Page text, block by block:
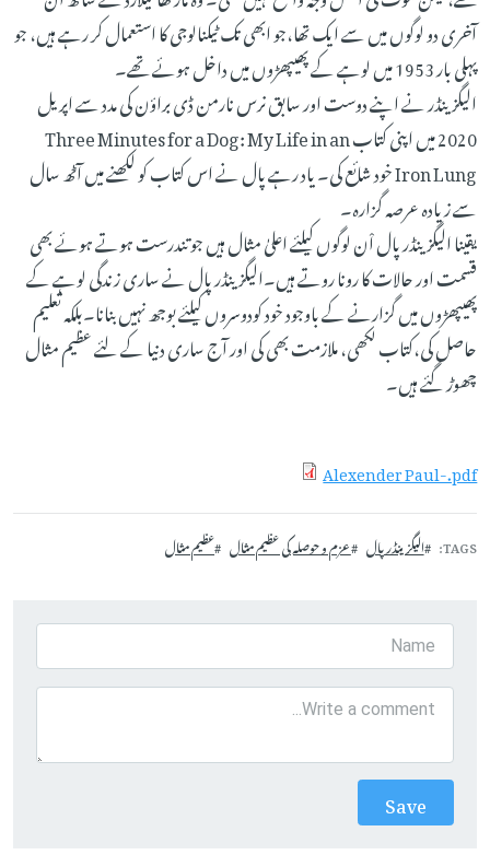
آخری دو لوگوں میں سے ایک تھا،جو ابھی تک ٹیکنالوجی کا استعمال کر رہے ہیں، جو
پہلی بار 1953 میں لوہے کے پھیپھڑوں میں داخل ہوئے تھے۔
الیگزینڈر نے اپنے دوست اور سابق نرس نارمن ڈی براؤن کی مدد سے اپریل
2020 میں اپنی کتاب Three Minutes for a Dog: My Life in an
Iron Lung خود شائع کی۔ یاد رہے پال نے اس کتاب کو لکھنے میں آٹھ سال
سے زیادہ عرصہ گزارہ۔
یقینا الیگزینڈر پال اْن لوگوں کیلئے اعلیٰ مثال ہیں جو تندرست ہوتے ہوئے بھی
قسمت اور حالات کا رونا روتے ہیں۔الیگزینڈر پال نے ساری زندگی لوہے کے
پھیپھڑوں میں گزارنے کے باوجود خود کودوسروں کیلئے بوجھ نہیں بنانا۔بلکہ تعلیم
حاصل کی،کتاب لکھی، ملازمت بھی کی اور آج ساری دنیا کے لئے عظیم مثال
چھوڑ گئے ہیں۔
Alexender Paul-.pdf
TAGS الیگزینڈرپال عزم و حوصلہ کی عظیم مثال عظیم مثال